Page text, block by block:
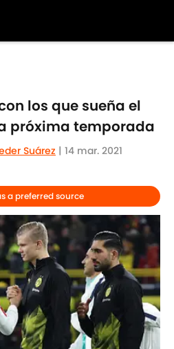
los que sueña el
próxima temporada
Suárez | 14 mar. 2021
a preferred source